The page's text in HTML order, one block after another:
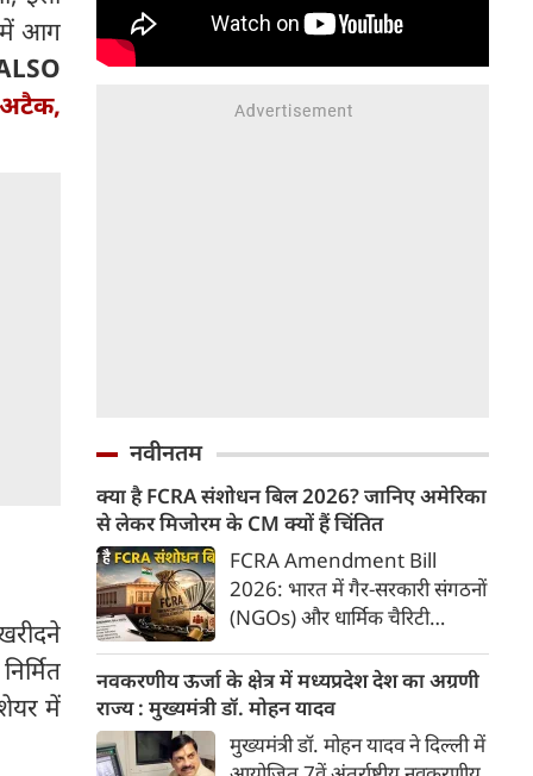
में आग
अटैक,
में
नवीनतम
क्या है FCRA संशोधन बिल 2026? जानिए अमेरिका
से लेकर मिजोरम के CM क्यों हैं चिंतित
FCRA Amendment Bill
2026: भारत में गैर-सरकारी संगठनों
(NGOs) और धार्मिक चैरिटी
नियंत्रित करने वाला 'फॉरेन
कंट्रीब्यूशन रेगुलेशन एक्ट' (FCRA)
एक बार फिर बड़े बदलावों को लेकर
सुर्खियों में है। केंद्र सरकार द्वारा लाए
नवकरणीय ऊर्जा के क्षेत्र में मध्यप्रदेश देश का अग्रणी
राज्य : मुख्यमंत्री डॉ. मोहन यादव
मुख्यमंत्री डॉ. मोहन यादव ने दिल्ली में